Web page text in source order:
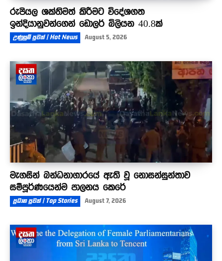
රුපියල ශක්තිමත් කිරීමට විදේශගත
ඉන්දියානුවන්ගෙන් ඩොලර් බිලියන 40.8ක්
උණුසුම් පුවත් | Hot News August 5, 2026
මැගසින් බන්ධනාගාරයේ ඇති වූ නොසන්සුන්තාව
සම්පූර්ණයෙන්ම පාලනය කෙරේ
ප්‍රධාන පුවත් | Top Stories August 7, 2026